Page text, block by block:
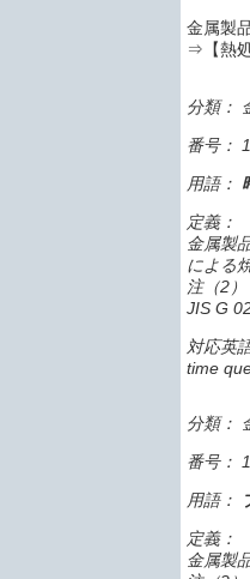
金属製
⇒【熱
分類：
番号：
用語：
定義：
金属製
による
注（2）
JIS G
対応英
time
分類：
番号：
用語：
定義：
金属製